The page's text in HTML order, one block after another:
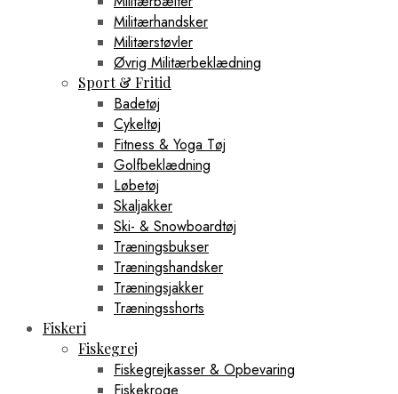
Militærhandsker
Militærstøvler
Øvrig Militærbeklædning
Sport & Fritid
Badetøj
Cykeltøj
Fitness & Yoga Tøj
Golfbeklædning
Løbetøj
Skaljakker
Ski- & Snowboardtøj
Træningsbukser
Træningshandsker
Træningsjakker
Træningsshorts
Fiskeri
Fiskegrej
Fiskegrejkasser & Opbevaring